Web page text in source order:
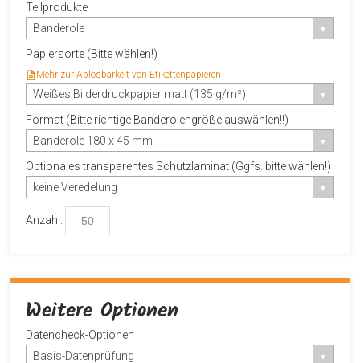
Teilprodukte
Banderole
Papiersorte (Bitte wählen!)
Mehr zur Ablösbarkeit von Etikettenpapieren
Weißes Bilderdruckpapier matt (135 g/m²)
Format (Bitte richtige Banderolengröße auswählen!!)
Banderole 180 x 45 mm
Optionales transparentes Schutzlaminat (Ggfs. bitte wählen!)
keine Veredelung
Anzahl:
Weitere Optionen
Datencheck-Optionen
Basis-Datenprüfung